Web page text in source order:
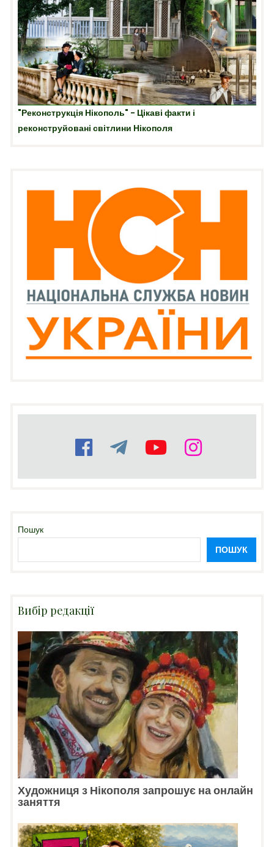
"Реконструкція Нікополь" - Цікаві факти і
реконструйовані світлини Нікополя
Пошук
ПОШУК
Вибір редакції
Художниця з Нікополя запрошує на онлайн
заняття